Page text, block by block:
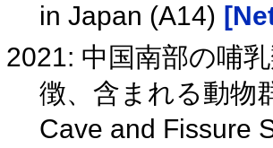
in Japan (A14)
2021: 中国南部の哺
徴、含まれる動物
Cave and Fissure